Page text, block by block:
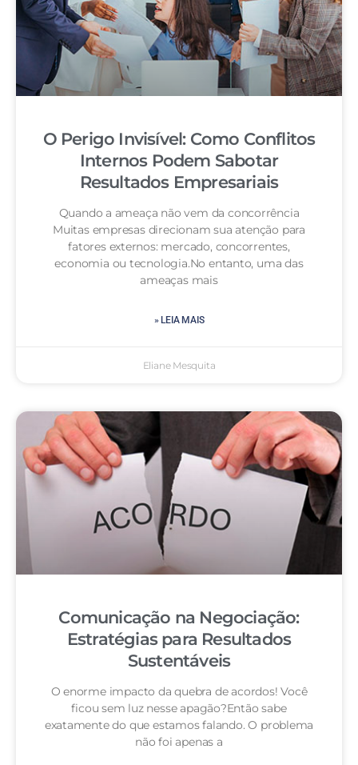
O Perigo Invisível: Como Conflitos
Internos Podem Sabotar
Resultados Empresariais
Quando a ameaça não vem da concorrência
Muitas empresas direcionam sua atenção para
fatores externos: mercado, concorrentes,
economia ou tecnologia.No entanto, uma das
ameaças mais
» LEIA MAIS
Eliane Mesquita
Comunicação na Negociação:
Estratégias para Resultados
Sustentáveis
O enorme impacto da quebra de acordos! Você
ficou sem luz nesse apagão?Então sabe
exatamente do que estamos falando. O problema
não foi apenas a